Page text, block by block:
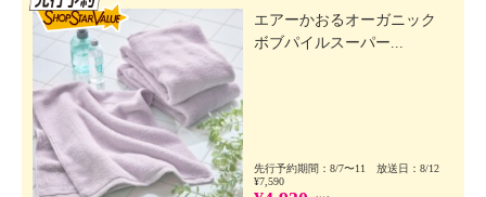
エアーかおるオーガニック
ボブパイルスーパー...
先行予約期間：8/7〜11 放送日：8/12
¥7,590